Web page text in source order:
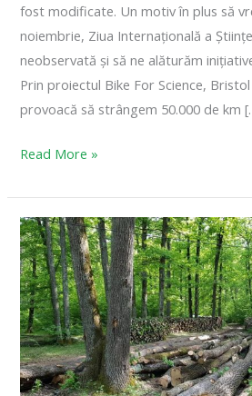
fost modificate. Un motiv în plus să
noiembrie, Ziua Internațională a
neobservată și să ne alăturăm
Prin proiectul Bike For Science,
provoacă să strângem 50.000 de km
Read More »
Tăierea
pădurilor
din
Bucureşti
şi
Ilfov
trebuie